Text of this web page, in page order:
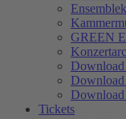
GREEN
Download
Tickets